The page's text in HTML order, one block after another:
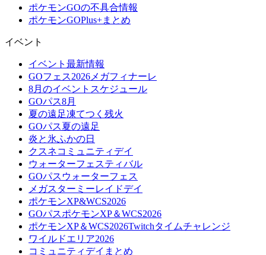
ポケモンGOの不具合情報
ポケモンGOPlus+まとめ
イベント
イベント最新情報
GOフェス2026メガフィナーレ
8月のイベントスケジュール
GOパス8月
夏の遠足凍てつく残火
GOパス夏の遠足
炎と氷ふかの日
クスネコミュニティデイ
ウォーターフェスティバル
GOパスウォーターフェス
メガスターミーレイドデイ
ポケモンXP&WCS2026
GOパスポケモンXP＆WCS2026
ポケモンXP＆WCS2026Twitchタイムチャレンジ
ワイルドエリア2026
コミュニティデイまとめ